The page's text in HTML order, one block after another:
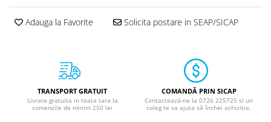
Benzi adezive
Folie stretch
Aparatura pentru birou
Consumabile laminare
Adauga la Favorite Solicita postare in SEAP/SICAP
TRANSPORT GRATUIT
Livrare gratuita in toata tara la
comenzile de minim 250 lei
COMANDĂ PRIN SICAP
Contactează-ne la 0726 225725 si un
coleg te va ajuta să închei achiziția.